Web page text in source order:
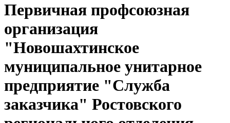
Первичная профсоюзная
организация
"Новошахтинское
муниципальное унитарное
предприятие "Служба
заказчика" Ростовского